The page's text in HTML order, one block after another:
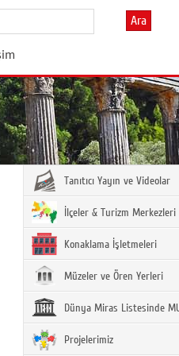
Ara
Tanıtıcı Yayın ve Videolar
İlçeler & Turizm Merkezleri
Konaklama İşletmeleri
Müzeler ve Ören Yerleri
Dünya Miras Listesinde
Projelerimiz